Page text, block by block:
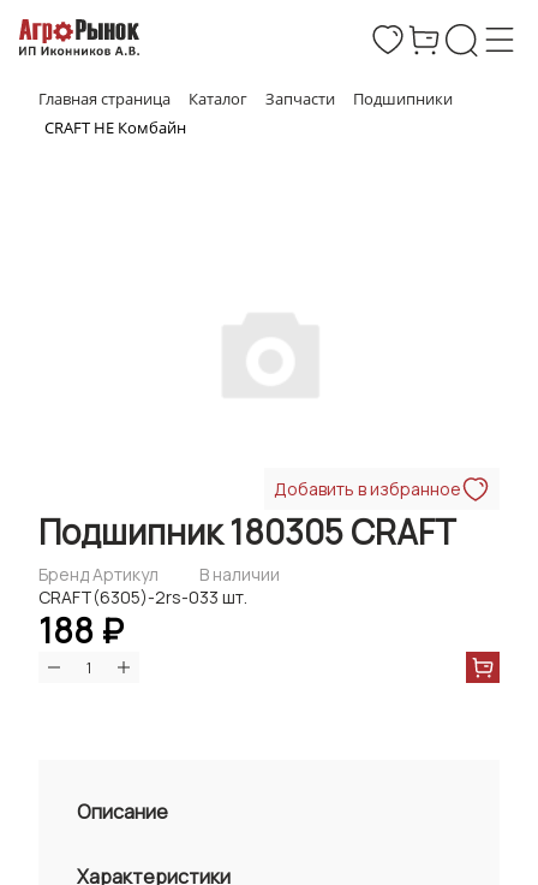
Главная страница Каталог Запчасти
Подшипники
CRAFT НЕ Комбайн
Добавить в избранное
Подшипник 180305 CRAFT
Бренд
CRAFT
Артикул
(6305)-2rs-0
В наличии
33 шт.
188 ₽
Описание
Характеристики